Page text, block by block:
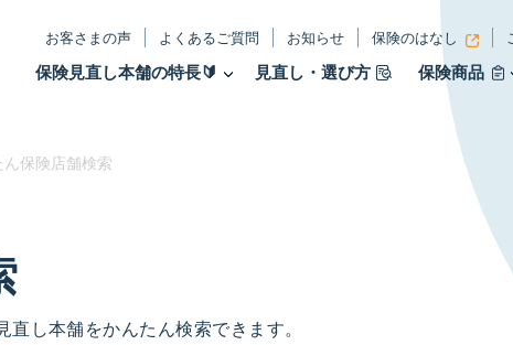
お客さまの声 よくあるご質問 お知らせ 保険のはなし
保険見直し本舗の特長🔰 見直し・選び方 保険商品
ん保険店舗検索
し本舗をかんたん検索できます。